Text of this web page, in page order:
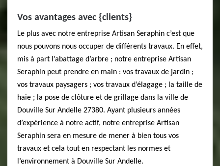
Vos avantages avec {clients}
Le plus avec notre entreprise Artisan Seraphin c’est que
nous pouvons nous occuper de différents travaux. En effet,
mis à part l’abattage d’arbre ; notre entreprise Artisan
Seraphin peut prendre en main : vos travaux de jardin ;
vos travaux paysagers ; vos travaux d’élagage ; la taille de
haie ; la pose de clôture et de grillage dans la ville de
Douville Sur Andelle 27380. Ayant plusieurs années
d’expérience à notre actif, notre entreprise Artisan
Seraphin sera en mesure de mener à bien tous vos
travaux et cela tout en respectant les normes et
l’environnement à Douville Sur Andelle.